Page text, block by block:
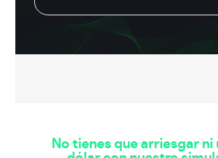
No tienes que arriesgar ni